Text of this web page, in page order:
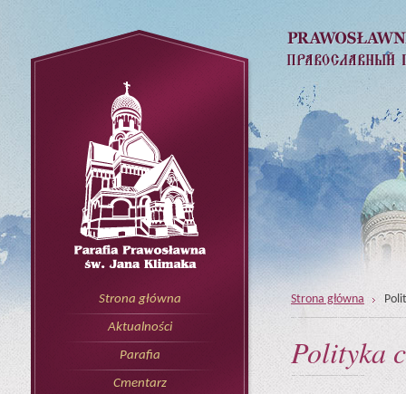
Strona główna
Aktualności
Parafia
Cmentarz
Strona główna
Polityka